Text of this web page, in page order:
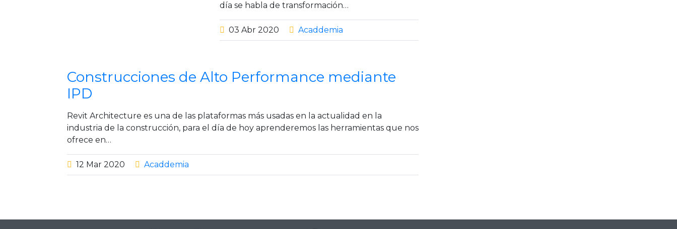
día se habla de transformación…
03 Abr 2020 Acaddemia
Construcciones de Alto Performance mediante
IPD
Revit Architecture es una de las plataformas más usadas en la actualidad en la
industria de la construcción, para el día de hoy aprenderemos las herramientas que nos
ofrece en…
12 Mar 2020 Acaddemia